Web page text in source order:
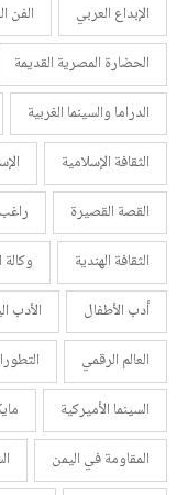
الإبداع العربي
الفن
الحضارة المصرية القديمة
الدراما والسينما الغربية
الثقافة الإسلامية
القصة القصيرة
الثقافة الهندية
وكالة
أدب الأطفال
الأدب
العالم الرقمي
السينما الأميركية
المقاومة في اليمن